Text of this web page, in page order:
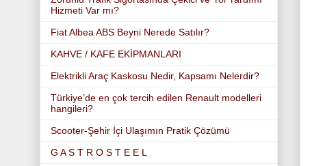
Hizmeti Var mı?
Fiat Albea ABS Beyni Nerede Satılır?
KAHVE / KAFE EKİPMANLARI
Elektrikli Araç Kaskosu Nedir, Kapsamı Nelerdir?
Türkiye’de en çok tercih edilen Renault modelleri
hangileri?
Scooter-Şehir İçi Ulaşımın Pratik Çözümü
G A S T R O S T E E L